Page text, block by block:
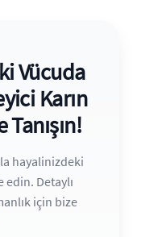
Vücuda
Karın
Tanışın!
hayalinizdeki
Detaylı
için bize